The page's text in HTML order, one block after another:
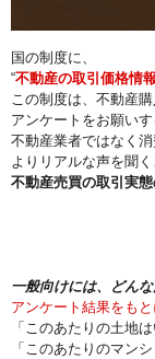
国の制度に、
“不動産の取引価格情
この制度は、不動産
アンケートをお願い
不動産業者ではなく消
よりリアルな声を聞
不動産売買の取引実
一般向けには、どん
アンケート結果をも
「このあたりの土地
「このあたりのマン